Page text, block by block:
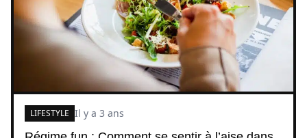
LIFESTYLE Il y a 3 ans